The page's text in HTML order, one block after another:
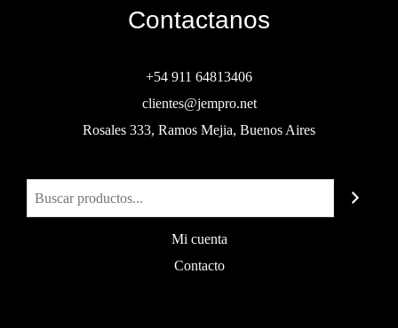
Contactanos
+54 911 64813406
clientes@jempro.net
Rosales 333, Ramos Mejia, Buenos Aires
Mi cuenta
Contacto